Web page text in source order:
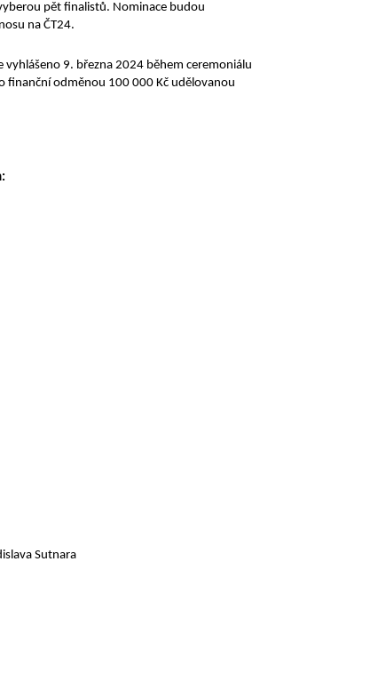
pět finalistů. Nominace budou
na ČT24.
9. března 2024 během ceremoniálu
finanční odměnou 100 000 Kč udělovanou
Sutnara